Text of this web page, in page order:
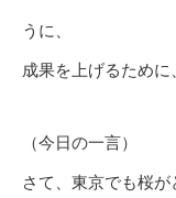
うに、
成果を上げるために
（今日の一言）
さて、東京でも桜が